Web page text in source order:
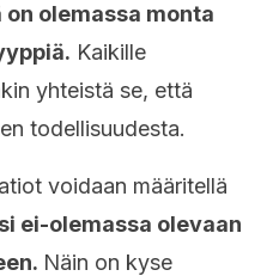
olemassa monta
Kaikille
yhteistä se, että
todellisuudesta.
voidaan määritellä
ei-olemassa olevaan
Näin on kyse